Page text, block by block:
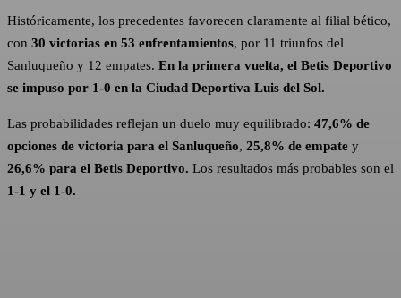
Históricamente, los precedentes favorecen claramente al filial bético,
con 30 victorias en 53 enfrentamientos, por 11 triunfos del
Sanluqueño y 12 empates. En la primera vuelta, el Betis Deportivo
se impuso por 1-0 en la Ciudad Deportiva Luis del Sol.
Las probabilidades reflejan un duelo muy equilibrado: 47,6% de
opciones de victoria para el Sanluqueño, 25,8% de empate y
26,6% para el Betis Deportivo. Los resultados más probables son el
1-1 y el 1-0.